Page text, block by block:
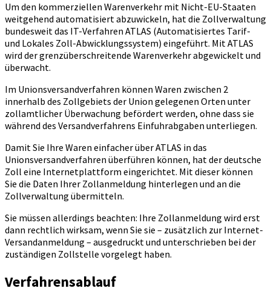
Um den kommerziellen Warenverkehr mit Nicht-EU-Staaten
weitgehend automatisiert abzuwickeln, hat die Zollverwaltung
bundesweit das IT-Verfahren ATLAS (Automatisiertes Tarif-
und Lokales Zoll-Abwicklungssystem) eingeführt. Mit ATLAS
wird der grenzüberschreitende Warenverkehr abgewickelt und
überwacht.
Im Unionsversandverfahren können Waren zwischen 2
innerhalb des Zollgebiets der Union gelegenen Orten unter
zollamtlicher Überwachung befördert werden, ohne dass sie
während des Versandverfahrens Einfuhrabgaben unterliegen.
Damit Sie Ihre Waren einfacher über ATLAS in das
Unionsversandverfahren überführen können, hat der deutsche
Zoll eine Internetplattform eingerichtet. Mit dieser können
Sie die Daten Ihrer Zollanmeldung hinterlegen und an die
Zollverwaltung übermitteln.
Sie müssen allerdings beachten: Ihre Zollanmeldung wird erst
dann rechtlich wirksam, wenn Sie sie – zusätzlich zur Internet-
Versandanmeldung – ausgedruckt und unterschrieben bei der
zuständigen Zollstelle vorgelegt haben.
Verfahrensablauf